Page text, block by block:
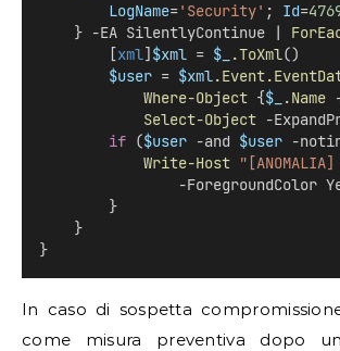
LogName='Security' ; Id=
    } -EA SilentlyContinue |
        [
xml] $xml = $_ .ToXml()
$user = $xml
Where-Object {$_ .Name
Select-Object -
if ($user -and $user -
Write-Host
-ForegroundColor
        }
    }
}
In caso di sospetta
come misura preventiva dopo